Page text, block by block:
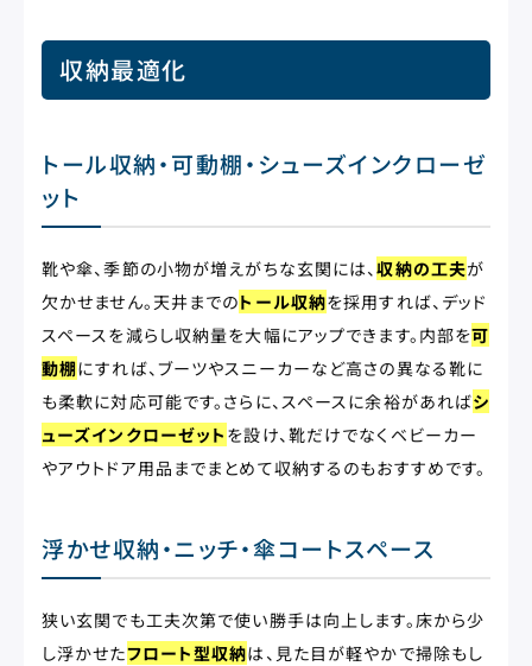
収納最適化
トール収納・可動棚・シューズインクローゼ
ット
靴や傘、季節の小物が増えがちな玄関には、収納の工夫が
欠かせません。天井までのトール収納を採用すれば、デッド
スペースを減らし収納量を大幅にアップできます。内部を可
動棚にすれば、ブーツやスニーカーなど高さの異なる靴に
も柔軟に対応可能です。さらに、スペースに余裕があればシ
ューズインクローゼット を設け、靴だけでなくベビーカー
やアウトドア用品までまとめて収納するのもおすすめです。
浮かせ収納・ニッチ・傘コートスペース
狭い玄関でも工夫次第で使い勝手は向上します。床から少
し浮かせたフロート型収納は、見た目が軽やかで掃除もし